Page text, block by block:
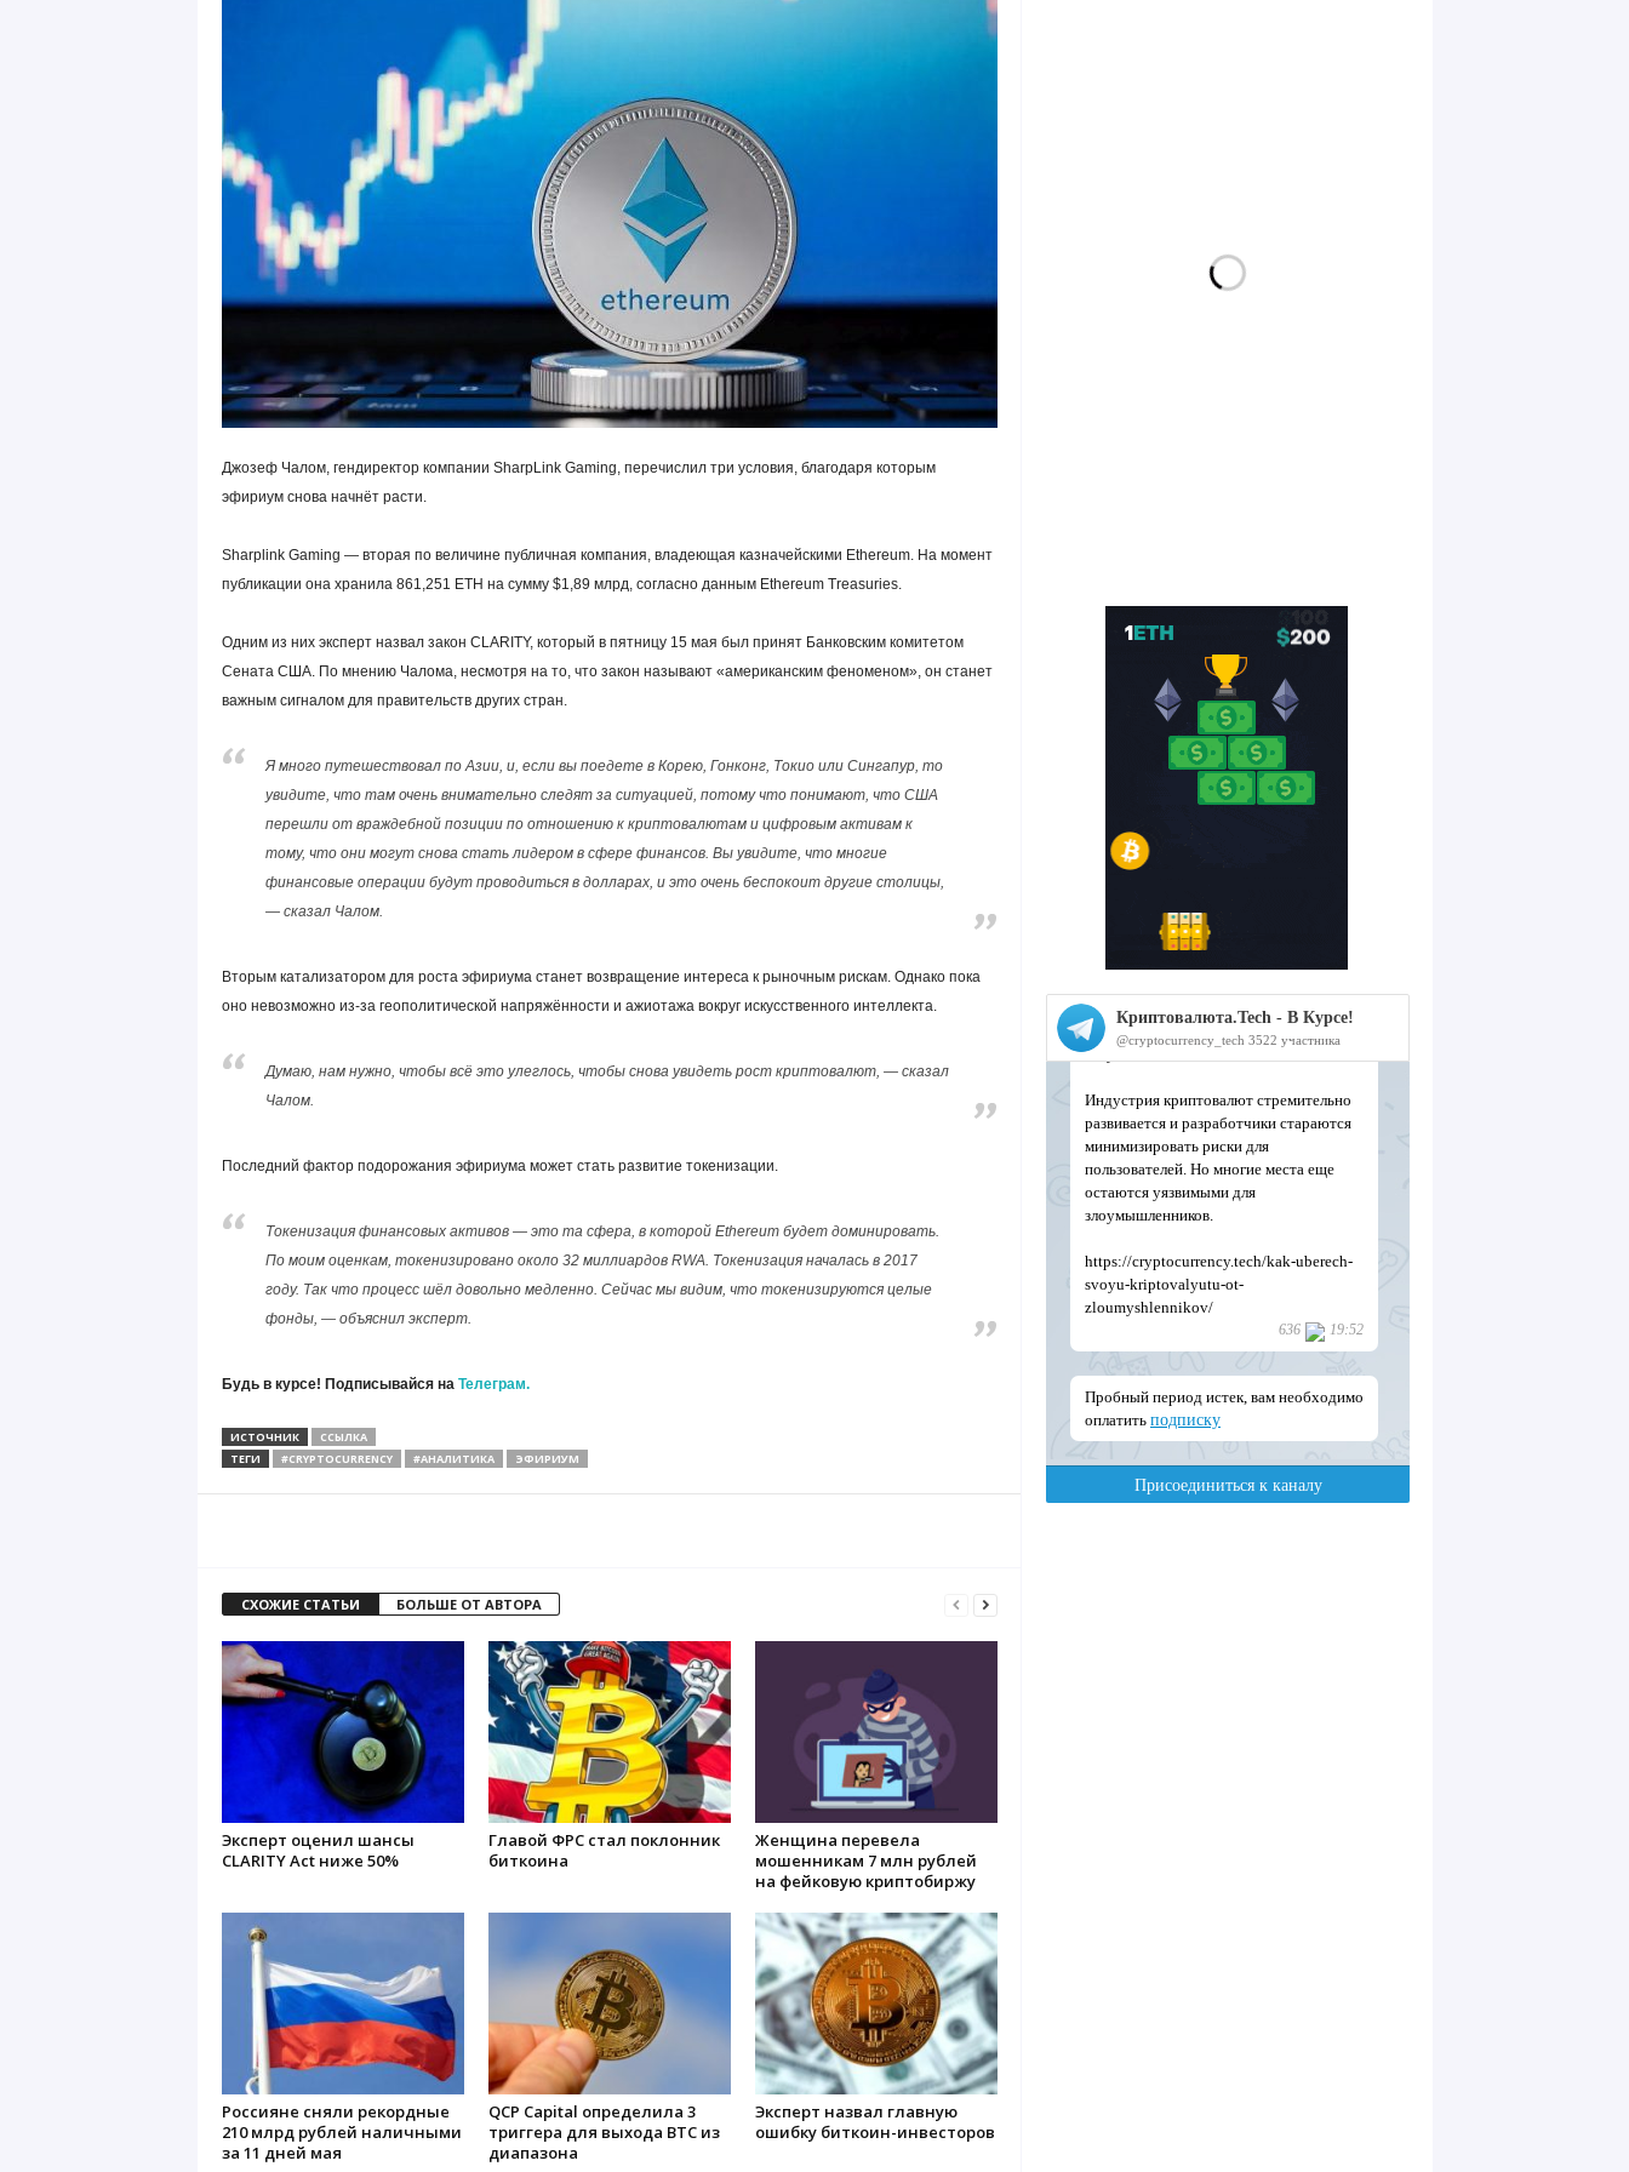
Джозеф Чалом, гендиректор компании SharpLink Gaming, перечислил три условия, благодаря которым
эфириум снова начнёт расти.
Sharplink Gaming — вторая по величине публичная компания, владеющая казначейскими Ethereum. На момент
публикации она хранила 861,251 ETH на сумму $1,89 млрд, согласно данным Ethereum Treasuries.
Одним из них эксперт назвал закон CLARITY, который в пятницу 15 мая был принят Банковским комитетом
Сената США. По мнению Чалома, несмотря на то, что закон называют «американским феноменом», он станет
важным сигналом для правительств других стран.
Я много путешествовал по Азии, и, если вы поедете в Корею, Гонконг, Токио или Сингапур, то
увидите, что там очень внимательно следят за ситуацией, потому что понимают, что США
перешли от враждебной позиции по отношению к криптовалютам и цифровым активам к
тому, что они могут снова стать лидером в сфере финансов. Вы увидите, что многие
финансовые операции будут проводиться в долларах, и это очень беспокоит другие столицы,
— сказал Чалом.
Вторым катализатором для роста эфириума станет возвращение интереса к рыночным рискам. Однако пока
оно невозможно из-за геополитической напряжённости и ажиотажа вокруг искусственного интеллекта.
Думаю, нам нужно, чтобы всё это улеглось, чтобы снова увидеть рост криптовалют, — сказал
Чалом.
Последний фактор подорожания эфириума может стать развитие токенизации.
Токенизация финансовых активов — это та сфера, в которой Ethereum будет доминировать.
По моим оценкам, токенизировано около 32 миллиардов RWA. Токенизация началась в 2017
году. Так что процесс шёл довольно медленно. Сейчас мы видим, что токенизируются целые
фонды, — объяснил эксперт.
Будь в курсе! Подписывайся на Телеграм.
ИСТОЧНИК
ССЫЛКА
ТЕГИ
#CRYPTOCURRENCY #АНАЛИТИКА ЭФИРИУМ
СХОЖИЕ СТАТЬИ БОЛЬШЕ ОТ АВТОРА
Эксперт оценил шансы
CLARITY Act ниже 50%
Главой ФРС стал поклонник
биткоина
Женщина перевела
мошенникам 7 млн рублей
на фейковую криптобиржу
Россияне сняли рекордные
210 млрд рублей наличными
за 11 дней мая
QCP Capital определила 3
триггера для выхода BTC из
диапазона
Эксперт назвал главную
ошибку биткоин-инвесторов